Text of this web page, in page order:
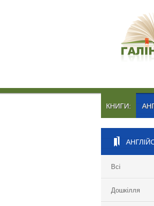
КНИГИ:
Всі
Дошкілля